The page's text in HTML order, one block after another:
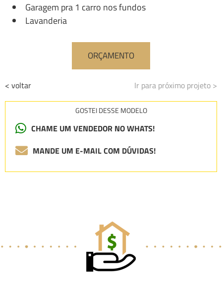
Garagem pra 1 carro nos fundos
Lavanderia
ORÇAMENTO
< voltar Ir para próximo projeto >
GOSTEI DESSE MODELO
CHAME UM VENDEDOR NO WHATS!
MANDE UM E-MAIL COM DÚVIDAS!